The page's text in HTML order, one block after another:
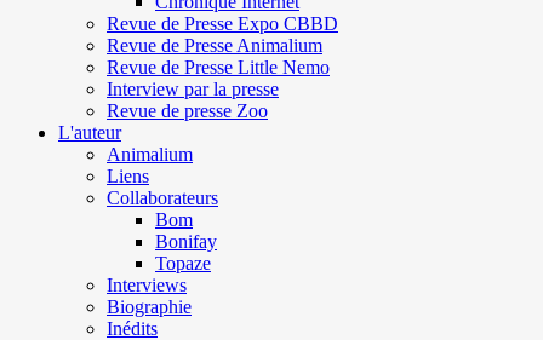
Revue de Presse Expo CBBD
Revue de Presse Animalium
Revue de Presse Little Nemo
Interview par la presse
Revue de presse Zoo
L'auteur
Animalium
Liens
Collaborateurs
Bom
Bonifay
Topaze
Interviews
Biographie
Inédits